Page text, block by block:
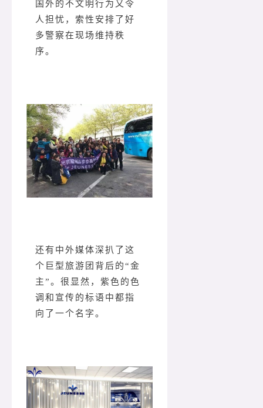
国外的不文明行为又令
人担忧，索性安排了好
多警察在现场维持秩
序。
还有中外媒体深扒了这
个巨型旅游团背后的“金
主”。很显然，紫色的色
调和宣传的标语中都指
向了一个名字。